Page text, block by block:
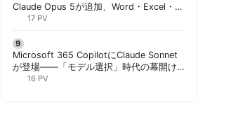
Claude Opus 5が追加、Word・Excel・
PowerPointで選択可能に | 胡田昌彦
17 PV
Microsoft 365 CopilotにClaude Sonnet
が登場——「モデル選択」時代の幕開け
と管理者が知るべき注意点 | 胡田昌彦
16 PV